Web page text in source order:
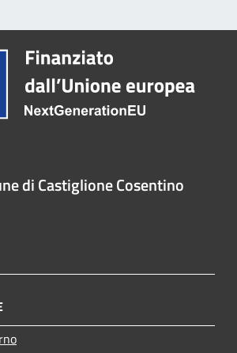
di Castiglione Cosentino